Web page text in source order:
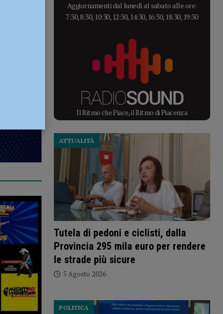
Aggiornamenti dal lunedì al sabato alle ore:
7:30, 8:30, 10:30, 12:30, 14:30, 16:30, 18:30, 19:30
Il Ritmo che Piace, il Ritmo di Piacenza
Tutela di pedoni e ciclisti, dalla
Provincia 295 mila euro per rendere
le strade più sicure
ATTUALITÀ
5 Agosto 2026
POLITICA